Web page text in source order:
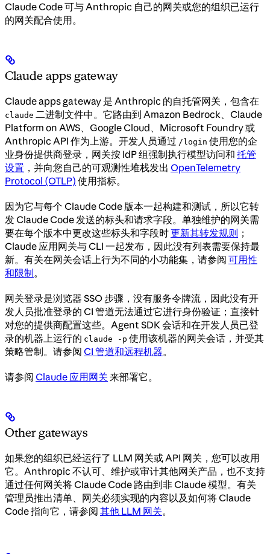
Claude Code 可与 Anthropic 自己的网关或您的组织已运行
的网关配合使用。
Claude apps gateway
Claude apps gateway 是 Anthropic 的自托管网关，包含在
claude 二进制文件中。它路由到 Amazon Bedrock、Claude
Platform on AWS、Google Cloud、Microsoft Foundry 或
Anthropic API 作为上游。开发人员通过 /login 使用您的企
业身份提供商登录，网关按 IdP 组强制执行模型访问和 托管
设置 ，并向您自己的可观测性堆栈发出 OpenTelemetry
Protocol (OTLP) 使用指标。
因为它与每个 Claude Code 版本一起构建和测试，所以它转
发 Claude Code 发送的标头和请求字段。单独维护的网关需
要在每个版本中更改这些标头和字段时更新其转发规则 ；
Claude 应用网关与 CLI 一起发布，因此没有列表需要保持最
新。有关在网关会话上行为不同的小功能集，请参阅 可用性
和限制。
网关登录是浏览器 SSO 步骤，没有服务令牌流，因此没有开
发人员批准登录的 CI 管道无法通过它进行身份验证；直接针
对您的提供商配置这些。Agent SDK 会话和在开发人员已登
录的机器上运行的 claude -p 使用该机器的网关会话，并受其
策略管制。请参阅 CI 管道和远程机器。
请参阅 Claude 应用网关 来部署它。
Other gateways
如果您的组织已经运行了 LLM 网关或 API 网关，您可以改用
它。Anthropic 不认可、维护或审计其他网关产品，也不支持
通过任何网关将 Claude Code 路由到非 Claude 模型。有关
管理员推出清单、网关必须实现的内容以及如何将 Claude
Code 指向它，请参阅 其他 LLM 网关。